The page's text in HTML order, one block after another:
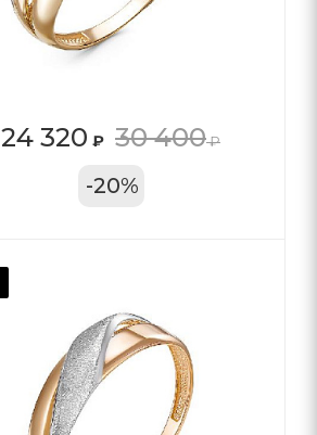
24 320 ₽ 30 400₽
-20%